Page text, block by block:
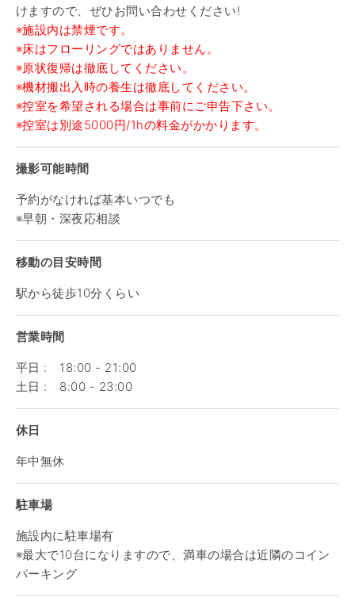
けますので、ぜひお問い合わせください!
※施設内は禁煙です。
※床はフローリングではありません。
※原状復帰は徹底してください。
※機材搬出入時の養生は徹底してください。
※控室を希望される場合は事前にご申告下さい。
※控室は別途5000円/1hの料金がかかります。
撮影可能時間
予約がなければ基本いつでも
※早朝・深夜応相談
移動の目安時間
駅から徒歩10分くらい
営業時間
平日 : 18:00 - 21:00
土日 : 8:00 - 23:00
休日
年中無休
駐車場
施設内に駐車場有
※最大で10台になりますので、満車の場合は近隣のコイン
パーキング